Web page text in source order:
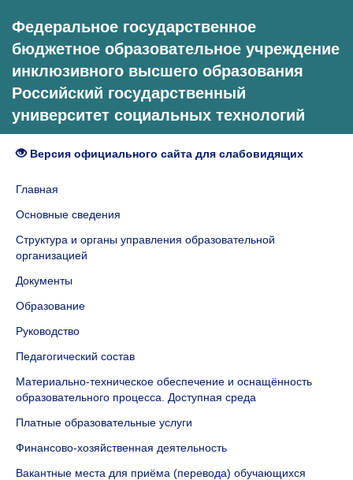
Федеральное государственное
бюджетное образовательное учреждение
инклюзивного высшего образования
Российский государственный
университет социальных технологий
Версия официального сайта для слабовидящих
Главная
Основные сведения
Структура и органы управления образовательной
организацией
Документы
Образование
Руководство
Педагогический состав
Материально-техническое обеспечение и оснащённость
образовательного процесса. Доступная среда
Платные образовательные услуги
Финансово-хозяйственная деятельность
Вакантные места для приёма (перевода) обучающихся